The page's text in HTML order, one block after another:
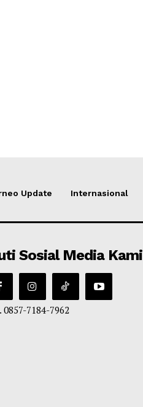
Update Internasional
Sosial Media Kami
0857-7184-7962